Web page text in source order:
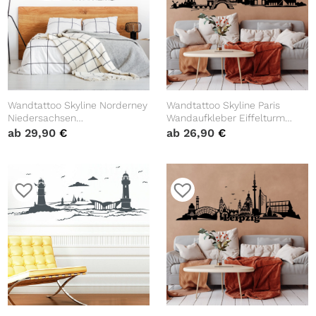
Wandtattoo Skyline Norderney
Niedersachsen
Wanddekoration Heimat
ab29,90€
Wandtattoo Skyline Paris
Wandaufkleber Eiffelturm
Notre Dame Wandsticker
ab 26,90 €